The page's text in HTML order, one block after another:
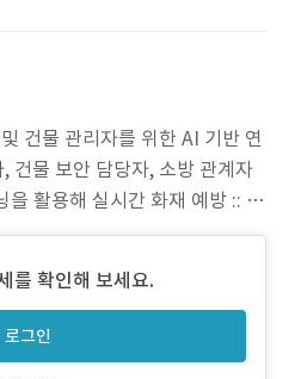
건물 관리자를 위한 AI 기반 연
건물 보안 담당자, 소방 관계자
활용해 실시간 화재 예방 :: 프
최적화 백엔드 서버 구축 데이터
연기 감지 AI 기반 위양성(오탐
를 확인해 보세요.
로그인